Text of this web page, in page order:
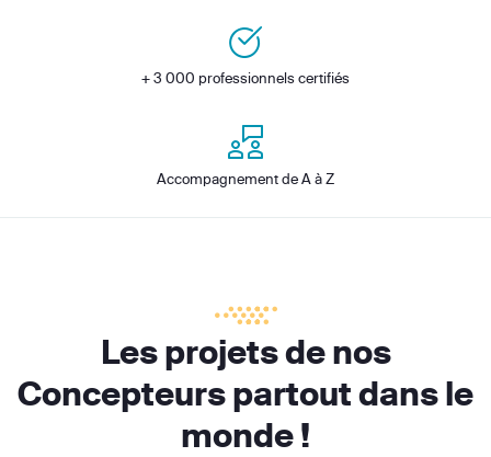
+ 3 000 professionnels certifiés
Accompagnement de A à Z
Les projets de nos
Concepteurs partout dans le
monde !